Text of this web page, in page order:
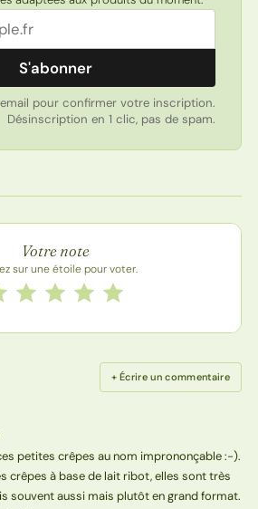
S'abonner
pour confirmer votre inscription.
Désinscription en 1 clic, pas de spam.
Votre note
sur une étoile pour voter.
cette recette de 1 à 5 étoiles
5 étoiles
4 étoiles
3 étoiles
2 étoiles
étoile
+ Écrire un commentaire
petites crêpes au nom imprononçable :-).
crêpes à base de lait ribot, elles sont très
souvent aussi mais plutôt en grand format.